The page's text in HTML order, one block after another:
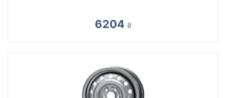
6204 ₴